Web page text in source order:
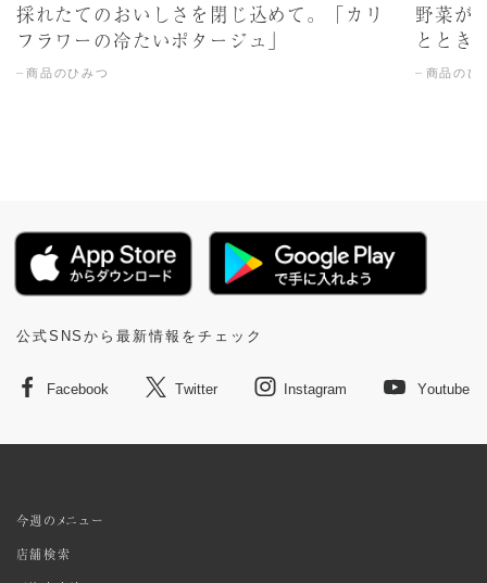
採れたてのおいしさを閉じ込めて。「カリ
フラワーの冷たいポタージュ」
商品のひみつ
野菜が
ととき
商品のひ
公式SNSから最新情報をチェック
Facebook Twitter Instagram Youtube
今週のメニュー
店舗検索